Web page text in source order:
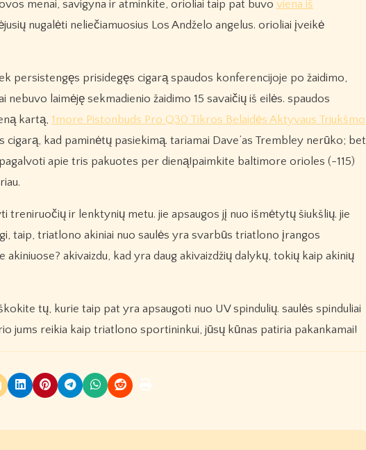
menai, savigyna ir atminkite, orioliai taip pat buvo viena iš
nugalėti neliečiamuosius Los Andželo angelus. orioliai įveikė
persistengęs prisidegęs cigarą spaudos konferencijoje po žaidimo,
laimėję sekmadienio žaidimo 15 savaičių iš eilės. spaudos
kartą, 1more Pistonbuds Pro Q30 Tikros Belaidės Aktyvaus Triukšmo
cigarą, kad paminėtų pasiekimą. tariamai Dave’as Trembley nerūko; bet
apie tris pakuotes per dieną!paimkite baltimore orioles (-115)
treniruočių ir lenktynių metu. jie apsaugos jį nuo išmėtytų šiukšlių. jie
taip, triatlono akiniai nuo saulės yra svarbūs triatlono įrangos
akivaizdu, kad yra daug akivaizdžių dalykų, tokių kaip akinių
tų, kurie taip pat yra apsaugoti nuo UV spindulių. saulės spinduliai
jums reikia kaip triatlono sportininkui, jūsų kūnas patiria pakankamai!